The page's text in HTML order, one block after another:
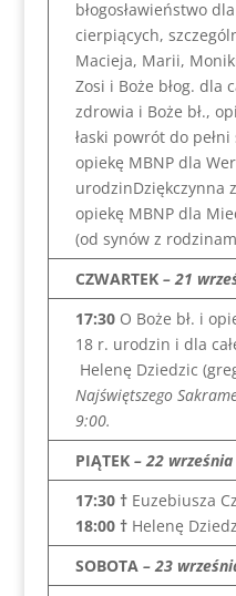
błogosławieństwo
cierpiących,
Macieja, Marii,
Zosi i Boże błog. dla
zdrowia i Boże bł.,
łaski powrót do pełni
opiekę MBNP dla
urodzinDziękczynna
opiekę MBNP dla
(od synów z
CZWARTEK – 21
17:30 O Boże bł. i
18 r. urodzin i dla
Helenę Dziedzic
Najświętszego
9:00.
PIĄTEK – 22 września
17:30 † Euzebiusza
18:00 † Helenę
SOBOTA – 23